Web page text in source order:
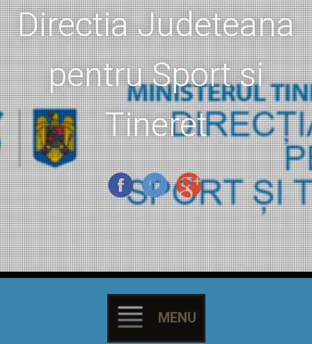
Directia Judeteana
pentru Sport si
Tineret
MENU